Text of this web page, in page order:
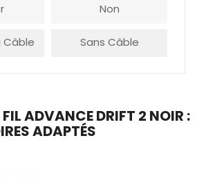
Non
Câble Sans Câble
ADVANCE DRIFT 2 NOIR :
ADAPTÉS